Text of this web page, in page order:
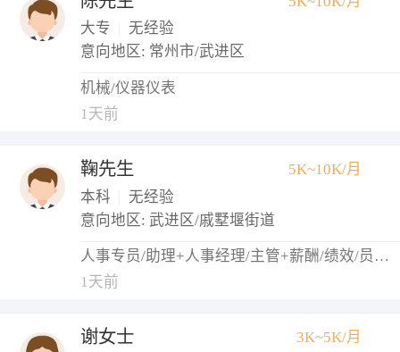
大专
无经验
意向地区: 常州市/武进区
机械/仪器仪表
1天前
鞠先生
5K~10K/月
本科
无经验
意向地区: 武进区/戚墅堰街道
人事专员/助理+人事经理/主管+薪酬/绩效/员工关系+培训专员/助理+招聘专员/助理
1天前
谢女士
3K~5K/月